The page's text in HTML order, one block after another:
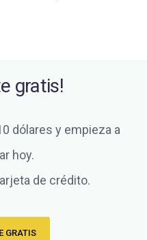
gratis!
dólares y empieza a
hoy.
de crédito.
GRATIS